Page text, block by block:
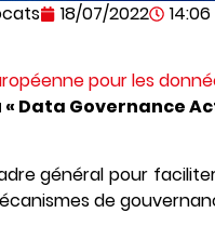
18/07/2022
14:06
pour les
Data Governance
général pour
de